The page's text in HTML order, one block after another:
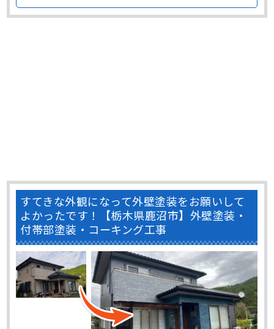
すてきな外観になって外壁塗装をお願いして
よかったです！【栃木県鹿沼市】外壁塗装・
付帯部塗装・コーキング工事